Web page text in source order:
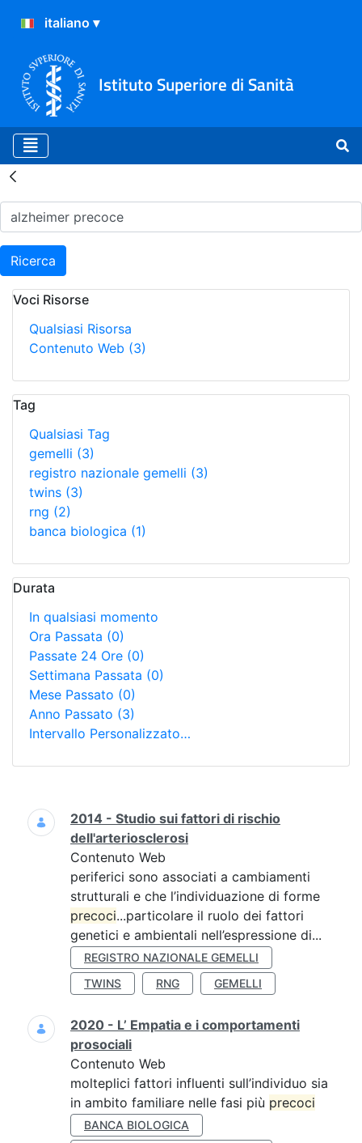
Istituto Superiore di Sanità
Risultati della Ricerca -
Ricerca
Voci Risorse
Qualsiasi Risorsa
Contenuto Web (3)
Tag
Qualsiasi Tag
gemelli (3)
registro nazionale gemelli (3)
twins (3)
rng (2)
banca biologica (1)
Durata
In qualsiasi momento
Ora Passata (0)
Passate 24 Ore (0)
Settimana Passata (0)
Mese Passato (0)
Anno Passato (3)
Intervallo Personalizzato…
Ricerca
2014 - Studio sui fattori di rischio
dell'arteriosclerosi
Contenuto Web
periferici sono associati a cambiamenti
strutturali e che l’individuazione di forme
precoci...particolare il ruolo dei fattori
genetici e ambientali nell’espressione di...
REGISTRO NAZIONALE GEMELLI
TWINS
RNG GEMELLI
2020 - L’ Empatia e i comportamenti
prosociali
Contenuto Web
molteplici fattori influenti sull’individuo sia
in ambito familiare nelle fasi più precoci
BANCA BIOLOGICA